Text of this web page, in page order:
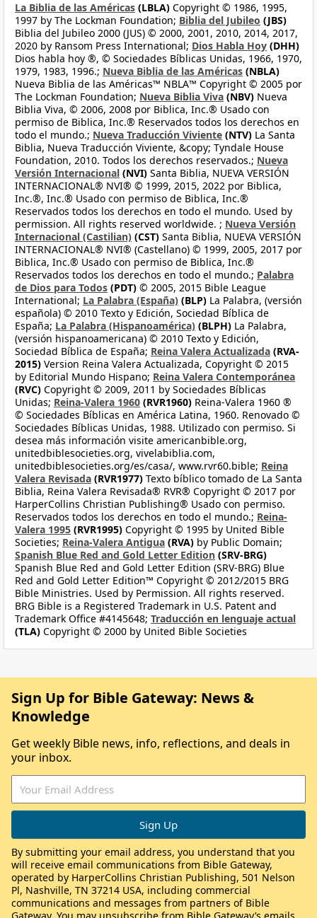
La Biblia de las Américas (LBLA) Copyright © 1986, 1995,
1997 by The Lockman Foundation; Biblia del Jubileo (JBS)
Biblia del Jubileo 2000 (JUS) © 2000, 2001, 2010, 2014, 2017,
2020 by Ransom Press International; Dios Habla Hoy (DHH)
Dios habla hoy ®, © Sociedades Bíblicas Unidas, 1966, 1970,
1979, 1983, 1996.; Nueva Biblia de las Américas (NBLA)
Nueva Biblia de las Américas™ NBLA™ Copyright © 2005 por
The Lockman Foundation; Nueva Biblia Viva (NBV) Nueva
Biblia Viva, © 2006, 2008 por Biblica, Inc.® Usado con
permiso de Biblica, Inc.® Reservados todos los derechos en
todo el mundo.; Nueva Traducción Viviente (NTV) La Santa
Biblia, Nueva Traducción Viviente, &copy; Tyndale House
Foundation, 2010. Todos los derechos reservados.; Nueva
Versión Internacional (NVI) Santa Biblia, NUEVA VERSIÓN
INTERNACIONAL® NVI® © 1999, 2015, 2022 por Biblica,
Inc.®, Inc.® Usado con permiso de Biblica, Inc.®
Reservados todos los derechos en todo el mundo. Used by
permission. All rights reserved worldwide. ; Nueva Versión
Internacional (Castilian) (CST) Santa Biblia, NUEVA VERSIÓN
INTERNACIONAL® NVI® (Castellano) © 1999, 2005, 2017 por
Biblica, Inc.® Usado con permiso de Biblica, Inc.®
Reservados todos los derechos en todo el mundo.; Palabra
de Dios para Todos (PDT) © 2005, 2015 Bible League
International; La Palabra (España) (BLP) La Palabra, (versión
española) © 2010 Texto y Edición, Sociedad Bíblica de
España; La Palabra (Hispanoamérica) (BLPH) La Palabra,
(versión hispanoamericana) © 2010 Texto y Edición,
Sociedad Bíblica de España; Reina Valera Actualizada (RVA-
2015) Version Reina Valera Actualizada, Copyright © 2015
by Editorial Mundo Hispano; Reina Valera Contemporánea
(RVC) Copyright © 2009, 2011 by Sociedades Bíblicas
Unidas; Reina-Valera 1960 (RVR1960) Reina-Valera 1960 ®
© Sociedades Bíblicas en América Latina, 1960. Renovado ©
Sociedades Bíblicas Unidas, 1988. Utilizado con permiso. Si
desea más información visite americanbible.org,
unitedbiblesocieties.org, vivelabiblia.com,
unitedbiblesocieties.org/es/casa/, www.rvr60.bible; Reina
Valera Revisada (RVR1977) Texto bíblico tomado de La Santa
Biblia, Reina Valera Revisada® RVR® Copyright © 2017 por
HarperCollins Christian Publishing® Usado con permiso.
Reservados todos los derechos en todo el mundo.; Reina-
Valera 1995 (RVR1995) Copyright © 1995 by United Bible
Societies; Reina-Valera Antigua (RVA) by Public Domain;
Spanish Blue Red and Gold Letter Edition (SRV-BRG)
Spanish Blue Red and Gold Letter Edition (SRV-BRG) Blue
Red and Gold Letter Edition™ Copyright © 2012/2015 BRG
Bible Ministries. Used by Permission. All rights reserved.
BRG Bible is a Registered Trademark in U.S. Patent and
Trademark Office #4145648; Traducción en lenguaje actual
(TLA) Copyright © 2000 by United Bible Societies
Sign Up for Bible Gateway: News &
Knowledge
Get weekly Bible news, info, reflections, and deals in
your inbox.
By submitting your email address, you understand that you
will receive email communications from Bible Gateway,
operated by HarperCollins Christian Publishing, 501 Nelson
Pl, Nashville, TN 37214 USA, including commercial
communications and messages from partners of Bible